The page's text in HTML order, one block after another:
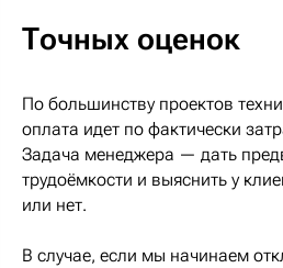
Точных оценок
По большинству проектов
оплата идет по фактически
Задача менеджера — дать
трудоёмкости и выяснить у
или нет.
В случае, если мы начинаем